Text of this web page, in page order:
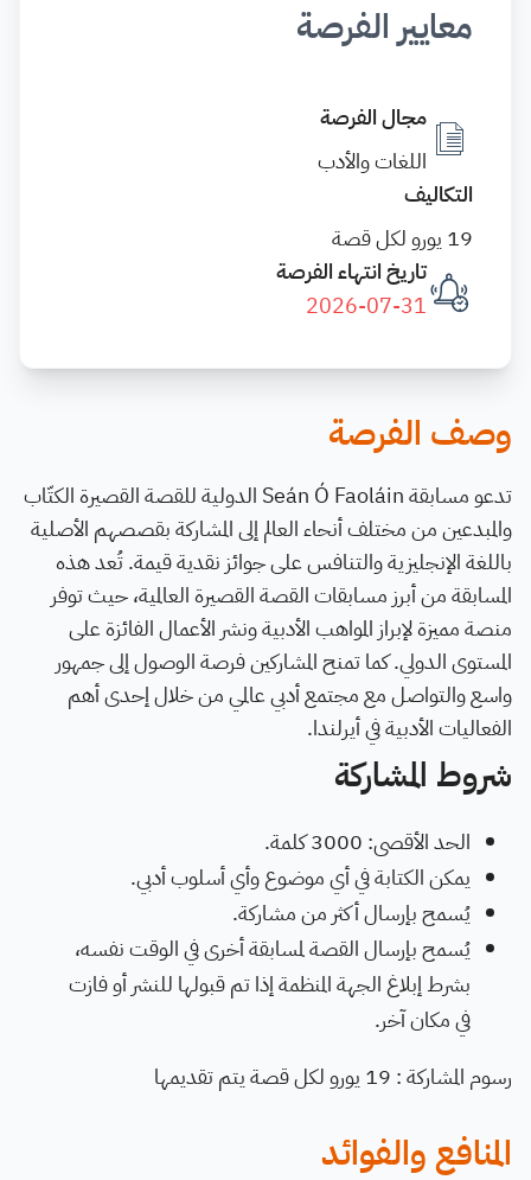
معايير الفرصة
مجال الفرصة
اللغات والأدب
التكاليف
19 يورو لكل قصة
تاريخ انتهاء الفرصة
2026-07-31
وصف الفرصة
تدعو مسابقة Seán Ó Faoláin الدولية للقصة القصيرة الكتّاب
والمبدعين من مختلف أنحاء العالم إلى المشاركة بقصصهم الأصلية
باللغة الإنجليزية والتنافس على جوائز نقدية قيمة. تُعد هذه
المسابقة من أبرز مسابقات القصة القصيرة العالمية، حيث توفر
منصة مميزة لإبراز المواهب الأدبية ونشر الأعمال الفائزة على
المستوى الدولي. كما تمنح المشاركين فرصة الوصول إلى جمهور
واسع والتواصل مع مجتمع أدبي عالمي من خلال إحدى أهم
الفعاليات الأدبية في أيرلندا.
شروط المشاركة
الحد الأقصى: 3000 كلمة.
يمكن الكتابة في أي موضوع وأي أسلوب أدبي.
يُسمح بإرسال أكثر من مشاركة.
يُسمح بإرسال القصة لمسابقة أخرى في الوقت نفسه،
بشرط إبلاغ الجهة المنظمة إذا تم قبولها للنشر أو فازت
في مكان آخر.
رسوم المشاركة : 19 يورو لكل قصة يتم تقديمها
المنافع والفوائد